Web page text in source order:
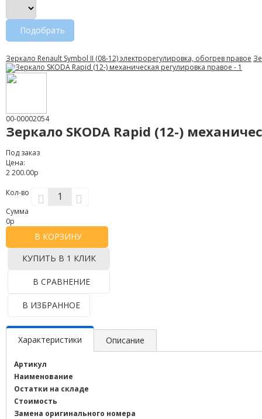
Подобрать
Зеркало Renault Symbol II (08-12) электрорегулировка, обогрев правое
00-00002054
Зеркало SKODA Rapid (12-)
Под заказ
Цена:
2 200.00р
Кол-во
Сумма
0р
В КОРЗИНУ
КУПИТЬ В 1 КЛИК
В СРАВНЕНИЕ
В ИЗБРАННОЕ
Характеристики Описание
Артикул
Наименование
Остатки на складе
Стоимость
Замена оригинального номера